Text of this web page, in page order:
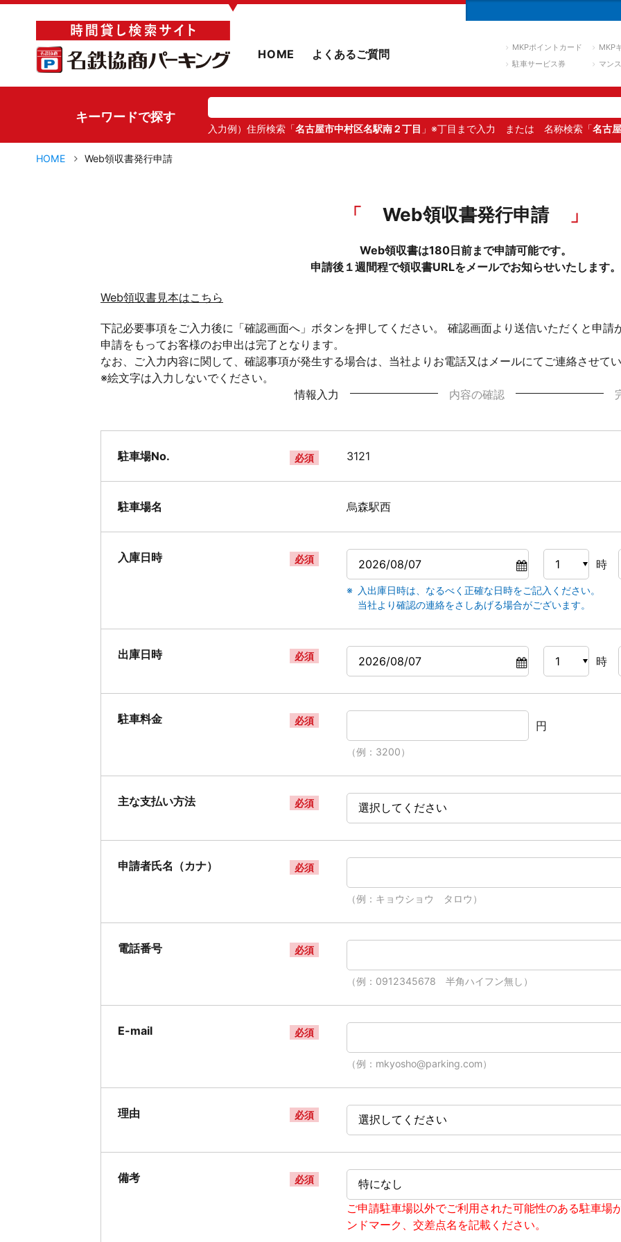
▼
HOME よくあるご質問 MKPポイントカード
MKP
駐車サービス券
マン
キーワードで探す
入力例）住所検索「名古屋市中村区名駅南２丁目 」※丁目まで入力 または 名称検索「名古
HOME Web領収書発行申請
Web領収書発行申請
Web領収書は180日前まで申請可能です。
申請後１週間程で領収書URLをメールでお知らせいたします。
Web領収書見本はこちら
下記必要事項をご入力後に「確認画面へ」ボタンを押してください。 確認画面より送信いただくと申請
申請をもってお客様のお申出は完了となります。
なお、ご入力内容に関して、確認事項が発生する場合は、当社よりお電話又はメールにてご連絡させて
※絵文字は入力しないでください。
情報入力
内容の確認
駐車場No. 必須 3121
駐車場名 烏森駅西
入庫日時 必須 時
入出庫日時は、なるべく正確な日時をご記入ください。
当社より確認の連絡をさしあげる場合がございます。
出庫日時 必須 時
駐車料金 必須 円
（例：3200）
主な支払い方法 必須
申請者氏名（カナ） 必須
（例：キョウショウ タロウ）
電話番号 必須
（例：0912345678 半角ハイフン無し）
E-mail 必須
（例：mkyosho@parking.com）
理由 必須
備考 必須
ご申請駐車場以外でご利用された可能性のある駐車場
ンドマーク、交差点名を記載ください。